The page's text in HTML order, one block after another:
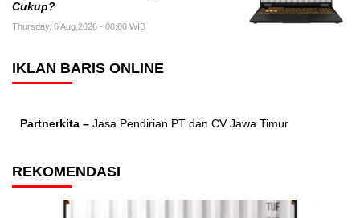
Cukup?
Thursday, 6 Aug 2026 - 08:00 WIB
IKLAN BARIS ONLINE
Partnerkita – Jasa Pendirian PT dan CV Jawa Timur
REKOMENDASI